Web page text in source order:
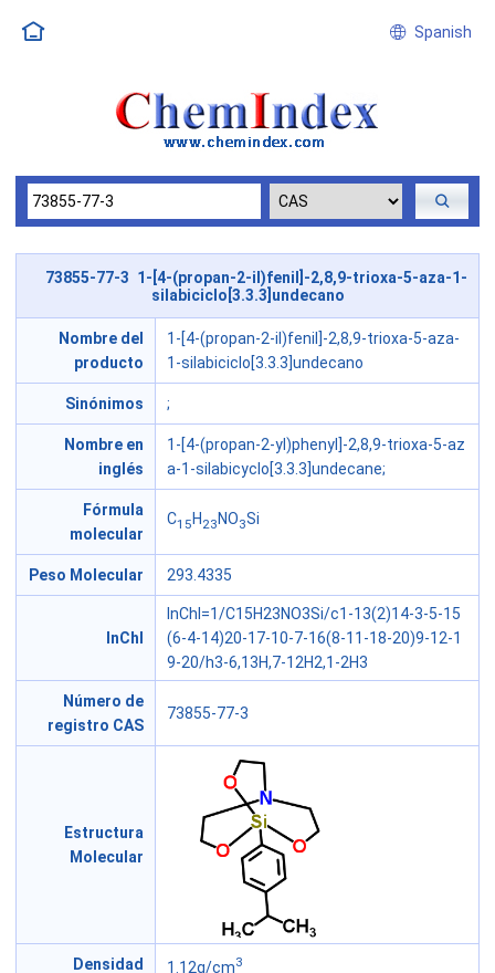
Spanish
73855-77-3 1-[4-(propan-2-il)fenil]-2,8,9-trioxa-5-aza-1-
silabiciclo[3.3.3]undecano
Nombre del
producto
1-[4-(propan-2-il)fenil]-2,8,9-trioxa-5-aza-
1-silabiciclo[3.3.3]undecano
Sinónimos ;
Nombre en
inglés
1-[4-(propan-2-yl)phenyl]-2,8,9-trioxa-5-az
a-1-silabicyclo[3.3.3]undecane;
Fórmula
molecular
C15 H 23 NO3Si
Peso Molecular 293.4335
InChI
InChI=1/C15H23NO3Si/c1-13(2)14-3-5-15
(6-4-14)20-17-10-7-16(8-11-18-20)9-12-1
9-20/h3-6,13H,7-12H2,1-2H3
Número de
registro CAS
73855-77-3
Estructura
Molecular
Densidad 1.12g/cm3